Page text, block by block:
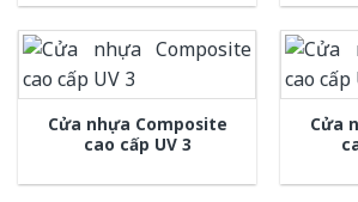
Cửa nhựa Composite
cao cấp UV 3
Cửa